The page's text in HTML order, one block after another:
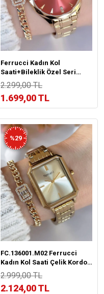
Ferrucci Kadın Kol
Saati+Bileklik Özel Seri
Çelik Kordon Kararma Renk
Atma Yapmaz BİLEKTE.F.04
2.299,00 TL
1.699,00 TL
%29
FC.136001.M02 Ferrucci
Kadın Kol Saati Çelik Kordon
3 Atm Kararma Renk Atma
Yapmaz+Bileklik
2.999,00 TL
2.124,00 TL